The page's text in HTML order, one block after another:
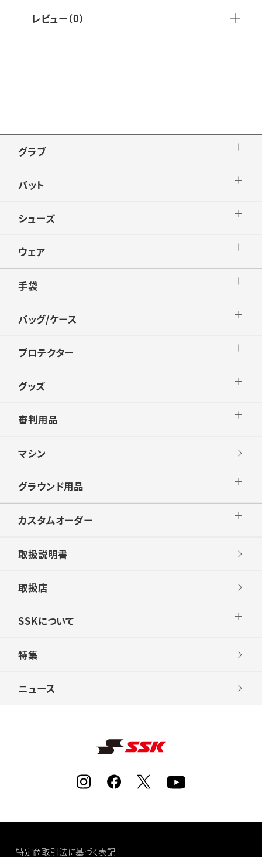
素材：竹
レビュー（0）
グラブ
バット
シューズ
ウェア
手袋
バッグ/ケース
プロテクター
グッズ
審判用品
マシン
グラウンド用品
カスタムオーダー
取扱説明書
取扱店
SSKについて
特集
ニュース
特定商取引法に基づく表記